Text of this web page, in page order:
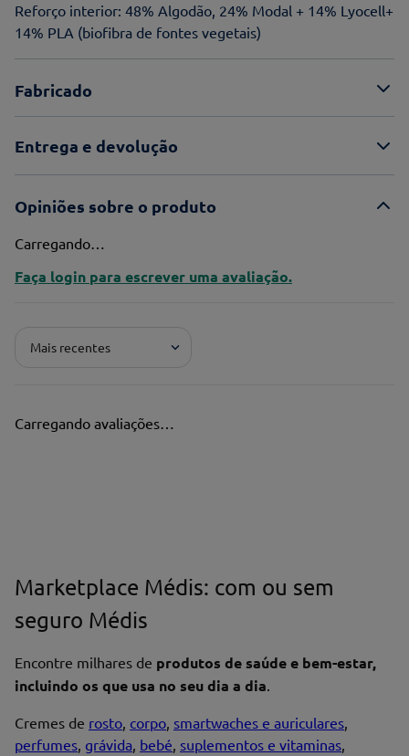
Reforço interior: 48% Algodão, 24% Modal + 14% Lyocell+
14% PLA (biofibra de fontes vegetais)
Fabricado
Entrega e devolução
Opiniões sobre o produto
Carregando…
Faça login para escrever uma avaliação.
Mais recentes
Carregando avaliações…
Marketplace Médis: com ou sem
seguro Médis
Encontre milhares de produtos de saúde e bem-estar,
incluindo os que usa no seu dia a dia.
Cremes de rosto, corpo, smartwaches e auriculares,
perfumes, grávida, bebé, suplementos e vitaminas,